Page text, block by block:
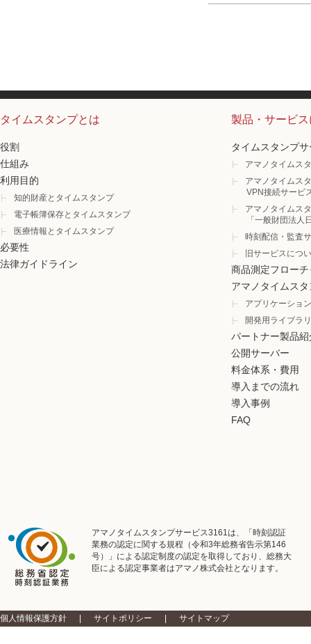
タイムスタンプとは
役割
仕組み
利用目的
知的財産とタイムスタンプ
電子帳簿保存とタイムスタンプ
医療情報とタイムスタンプ
必要性
法律ガイドライン
製品・サービ
タイムスタンプ
アマノタイムス
アマノタイムス
VPN接続サービ
アマノタイムス
「一般財団法人
時刻配信・監査
旧サービスにつ
商品測定フロー
アマノタイムス
アプリケーショ
開発用ライブラリ
パートナー製品紹
公開サーバー
料金体系・費用
導入までの流れ
導入事例
FAQ
アマノタイムスタンプサービス3161は、「時刻認証
業務の認定に関する規程（令和3年総務省告示第146
号）」による認定制度の認定を取得しており、総務大
臣による認定事業者はアマノ株式会社となります。
個人情報保護方針 サイトポリシー サイトマップ